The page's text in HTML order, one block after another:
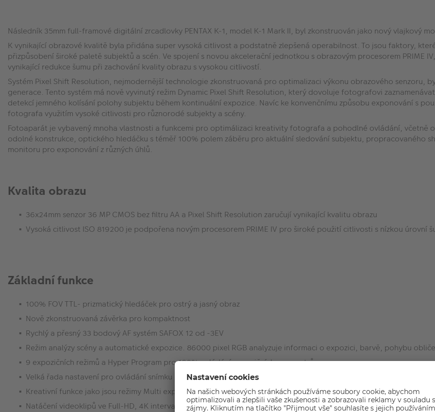
Následník 35mm full-framové digitální zrcadlovky PENTAX K-1, model K-1 Mark II, byl zkonstruován jako nový vlajkový
K vynikající obrazové kvalitě byla přidána super vysoká citlivost a podstatně zlepšená operabilnost. To jsou faktory,
přizpůsobení široké paletě subjektů a scén. Ve spojení s novou akcelerační jednotkou s obrazovým procesorem PRIME
vynikající redukce šumu při zachování kvality obrazu s vysokou citlivostí.
Systém Pixel Shift Resolution, nejmodernější technologie zkonstruovaná pro optimalizaci výkonu obrazového senzoru,
generace. Tento systém má nově vyvinutý režim Dynamic Pixel Shift Resolution, který dovoluje fotografovi
detekcí jemného kolísání polohy subjektu během kontinuální expozice. Navíc ke konvenčnímu způsobu exponování s
fotografa využitím vysoké citlivosti pro různorodé subjekty a scény.
Fotoaparát je vybavený mnoha vlastnosti a funkcemi pro optimálizaci kreativity fotografa a pohodlné ovládání, včetně
odolné konstrukce, optického hledáčku s téměř 100% polem záběru pro aktuální sledování subjektu, propracovaného
monitoru pro exponování z různých úhlů.
Kvalita obrazu
36x24mm senzor 36 MP CMOS bez filtru AA a Pixel Shift Resolution zaručují vynikající kvalitu obrazu
Vysoká citlivost ISO 819200 je podpořena novým procesorem PRIME IV pro široké použití citlivosti s nízkou úrovní
Základní funkce
100% FOV TTL- prizmatický hledáček pro ostrý a jasný obraz
Nově zkonstruovaná závěrka pro kompaktnost
Rychlý a přesný 33 bodový AF systém SAFOX 12 od -3EV
Režim analýzy scény a automatické expozice. 86000 pixel RGB analyzuje informaci o expozici, barvě, pohybu
9 expozičních režimů a Hyper Program pro 100% ovládání expozičních parametrů
Velká řada nastavení pro ovládání snímku (HDR, odstín pleti, CTE, Digitální Filtr)
Kreativní funkce jako jsou režimy Multi expozice nebo Intervalové expozice
Natáčení videoklipů ve Full-HD, 4K intervalové video